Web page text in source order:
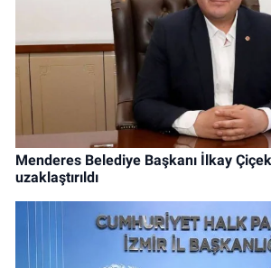
Menderes Belediye Başkanı İlkay
uzaklaştırıldı